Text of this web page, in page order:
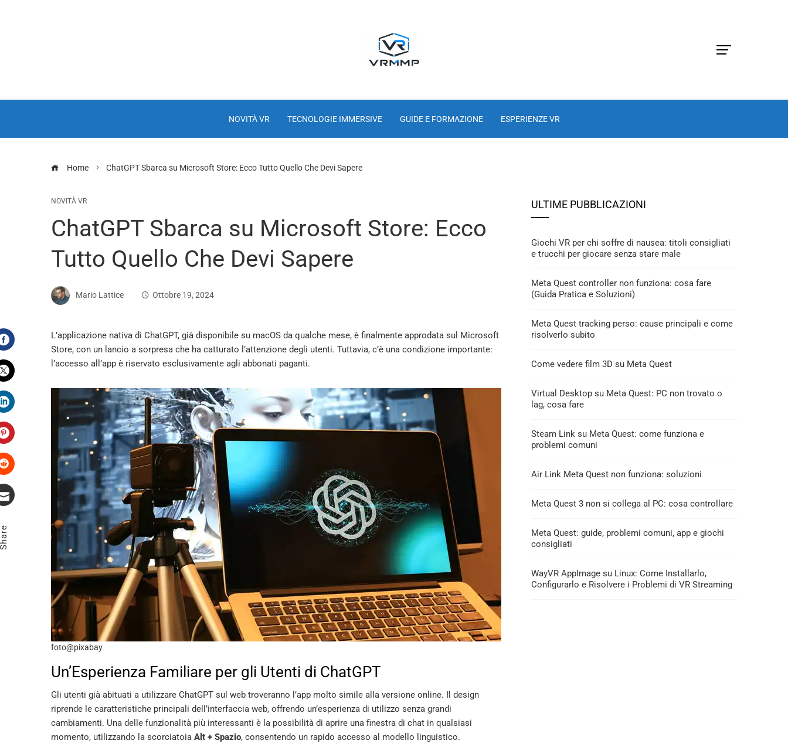
NOVITÀ VR TECNOLOGIE IMMERSIVE GUIDE E FORMAZIONE ESPERIENZE VR
Home ChatGPT Sbarca su Microsoft Store: Ecco Tutto Quello Che Devi Sapere
NOVITÀ VR
ChatGPT Sbarca su Microsoft Store: Ecco
Tutto Quello Che Devi Sapere
Mario Lattice Ottobre 19, 2024
Facebook
Twitter
LinkedIn
Pinterest
Stumbleupon
L’applicazione nativa di ChatGPT, già disponibile su macOS da qualche mese, è finalmente approdata sul Microsoft
Store, con un lancio a sorpresa che ha catturato l’attenzione degli utenti. Tuttavia, c’è una condizione importante:
l’accesso all’app è riservato esclusivamente agli abbonati paganti.
foto@pixabay
Un’Esperienza Familiare per gli Utenti di ChatGPT
Gli utenti già abituati a utilizzare ChatGPT sul web troveranno l’app molto simile alla versione online. Il design
riprende le caratteristiche principali dell’interfaccia web, offrendo un’esperienza di utilizzo senza grandi
cambiamenti. Una delle funzionalità più interessanti è la possibilità di aprire una finestra di chat in qualsiasi
momento, utilizzando la scorciatoia Alt + Spazio, consentendo un rapido accesso al modello linguistico.
ULTIME PUBBLICAZIONI
Giochi VR per chi soffre di nausea: titoli consigliati
e trucchi per giocare senza stare male
Meta Quest controller non funziona: cosa fare
(Guida Pratica e Soluzioni)
Meta Quest tracking perso: cause principali e come
risolverlo subito
Come vedere film 3D su Meta Quest
Virtual Desktop su Meta Quest: PC non trovato o
lag, cosa fare
Steam Link su Meta Quest: come funziona e
problemi comuni
Air Link Meta Quest non funziona: soluzioni
Meta Quest 3 non si collega al PC: cosa controllare
Meta Quest: guide, problemi comuni, app e giochi
consigliati
WayVR AppImage su Linux: Come Installarlo,
Configurarlo e Risolvere i Problemi di VR Streaming